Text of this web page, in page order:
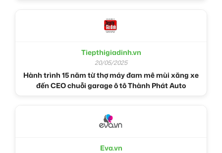
Tiepthigiadinh.vn
20/05/2025
Hành trình 15 năm từ thợ máy đam mê mùi xăng xe
đến CEO chuỗi garage ô tô Thành Phát Auto
Eva.vn